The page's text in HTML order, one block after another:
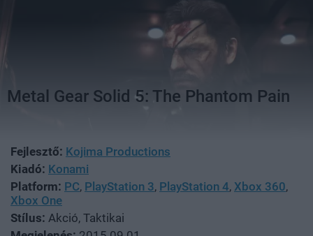
Metal Gear Solid 5: The Phantom Pain
Fejlesztő: Kojima Productions
Kiadó: Konami
Platform: PC, PlayStation 3, PlayStation 4, Xbox 360,
Xbox One
Stílus: Akció, Taktikai